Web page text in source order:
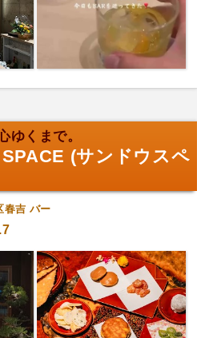
ゆくまで。
(サンドウスペ
春吉 バー